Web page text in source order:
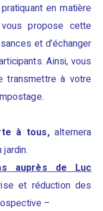
en matière
propose cette
et d’échanger
Ainsi, vous
transmettre à votre
à tous,alternera
auprès de Luc
et réduction des
–